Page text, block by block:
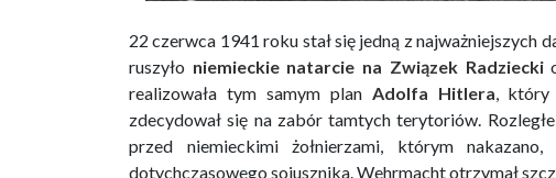
22 czerwca 1941 roku stał się jedną z najważniejszych
ruszyło niemieckie natarcie na Związek Radziecki
realizowała tym samym plan Adolfa Hitlera, który
zdecydował się na zabór tamtych terytoriów.
przed niemieckimi żołnierzami, którym
dotychczasowego sojusznika. Wehrmacht otrzymał